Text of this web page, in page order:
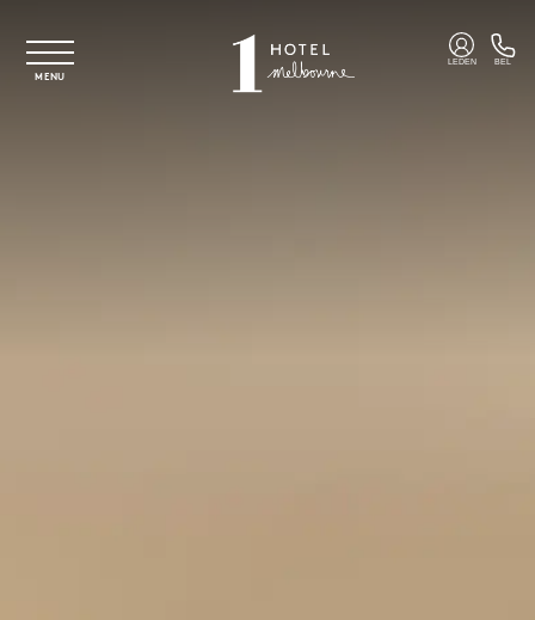
MENU
LEDEN BEL